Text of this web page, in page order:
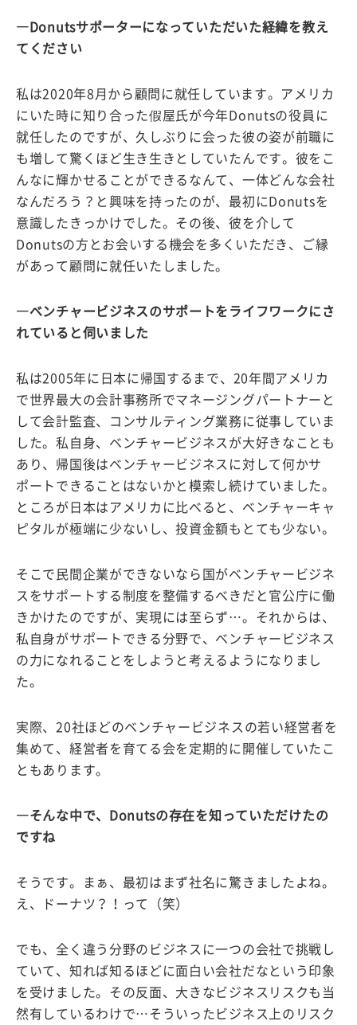
―Donutsサポーターになっていただいた経緯を教え
てください
私は2020年8月から顧問に就任しています。アメリカ
にいた時に知り合った假屋氏が今年Donutsの役員に
就任したのですが、久しぶりに会った彼の姿が前職に
も増して驚くほど生き生きとしていたんです。彼をこ
んなに輝かせることができるなんて、一体どんな会社
なんだろう？と興味を持ったのが、最初にDonutsを
意識したきっかけでした。その後、彼を介して
Donutsの方とお会いする機会を多くいただき、ご縁
があって顧問に就任いたしました。
―ベンチャービジネスのサポートをライフワークにさ
れていると伺いました
私は2005年に日本に帰国するまで、20年間アメリカ
で世界最大の会計事務所でマネージングパートナーと
して会計監査、コンサルティング業務に従事していま
した。私自身、ベンチャービジネスが大好きなことも
あり、帰国後はベンチャービジネスに対して何かサ
ポートできることはないかと模索し続けていました。
ところが日本はアメリカに比べると、ベンチャーキャ
ピタルが極端に少ないし、投資金額もとても少ない。
そこで民間企業ができないなら国がベンチャービジネ
スをサポートする制度を整備するべきだと官公庁に働
きかけたのですが、実現には至らず…。それからは、
私自身がサポートできる分野で、ベンチャービジネス
の力になれることをしようと考えるようになりまし
た。
実際、20社ほどのベンチャービジネスの若い経営者を
集めて、経営者を育てる会を定期的に開催していたこ
ともあります。
―そんな中で、Donutsの存在を知っていただけたの
ですね
そうです。まぁ、最初はまず社名に驚きましたよね。
え、ドーナツ？！って（笑）
でも、全く違う分野のビジネスに一つの会社で挑戦し
ていて、知れば知るほどに面白い会社だなという印象
を受けました。その反面、大きなビジネスリスクも当
然有しているわけで…そういったビジネス上のリスク